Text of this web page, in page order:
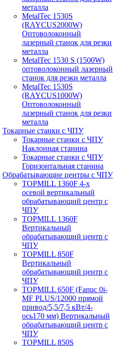
металла
MetalTec 1530S
(RAYCUS2000W)
Оптоволоконный
лазерный станок для резки
металла
MetalTec 1530 S (1500W)
оптоволоконный лазерный
станок для резки металла
MetalTec 1530S
(RAYCUS1000W)
Оптоволоконный
лазерный станок для резки
металла
Токарные станки с ЧПУ
Токарные станки с ЧПУ
Наклонная станина
Токарные станки с ЧПУ
Горизонтальная станина
Обрабатывающие центры с ЧПУ
TOPMILL 1360F 4-x
осевой вертикальный
обрабатывающий центр с
ЧПУ
TOPMILL 1360F
Вертикальный
обрабатывающий центр с
ЧПУ
TOPMILL 850F
Вертикальный
обрабатывающий центр с
ЧПУ
TOPMILL 650F (Fanuc 0i-
MF PLUS/12000 прямой
привод/5,5/7,5 кВт/4-
ось170 мм) Вертикальный
обрабатывающий центр с
ЧПУ
TOPMILL 850S